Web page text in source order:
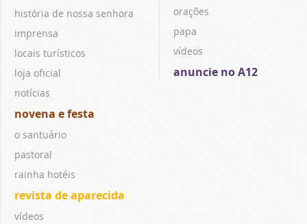
história de nossa senhora
imprensa
locais turísticos
loja oficial
notícias
novena e festa
o santuário
pastoral
rainha hotéis
revista de aparecida
vídeos
orações
papa
vídeos
anuncie no A12